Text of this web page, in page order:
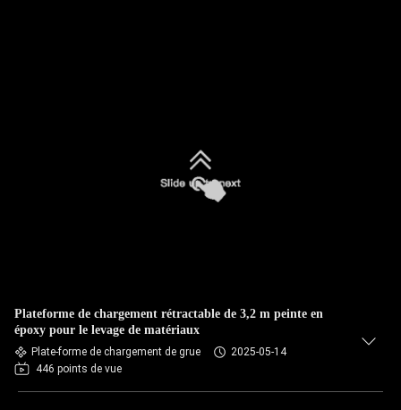
Plateforme de chargement rétractable de 3,2 m peinte en
époxy pour le levage de matériaux
Plate-forme de chargement de grue
2025-05-14
446 points de vue